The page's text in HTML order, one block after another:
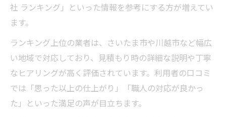
社 ランキング」といった情報を参考にする方が増えてい
ます。
ランキング上位の業者は、さいたま市や川越市など幅広
い地域で対応しており、見積もり時の詳細な説明や丁寧
なヒアリングが高く評価されています。利用者の口コミ
では「思った以上の仕上がり」「職人の対応が良かっ
た」といった満足の声が目立ちます。